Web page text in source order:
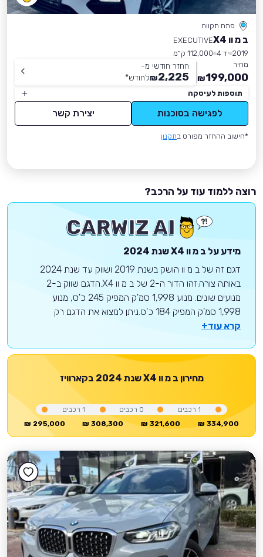
פתח תקווה
ב מ וו X4
EXECUTIVE
2019 יד 4
112,000 ק״מ
מחיר
199,000
₪
החזר חודשי מ-
2,225
₪לחודש*
תוספות לעיסקה
לפגישה בסוכנות יצירת קשר
*חישוב ההחזר מפורט בתקנון
רוצה ללמוד עוד על הרכב?
מידע על ב מ וו X4שנת 2024
דגם זה של ב מ וו הושק בשנת 2019 ושווק עד שנת 2024
באותה צורה.זהו הדור ה-2 של ב מ וו X4.הדגם שווק ב-2
מנועים שונים. מנוע 1,998 סמ'ק המפיק 245 כ'ס, מנוע
1,998 סמ'ק המפיק 184 כ'ס.ניתן למצוא את הדגם רק
קרא עוד+
מחירון ב מ וו X4שנת 2024 בקארוויז
295,000 ₪
1 רכבים
308,300 ₪
0 רכבים
321,600 ₪
1רכבים
334,900 ₪